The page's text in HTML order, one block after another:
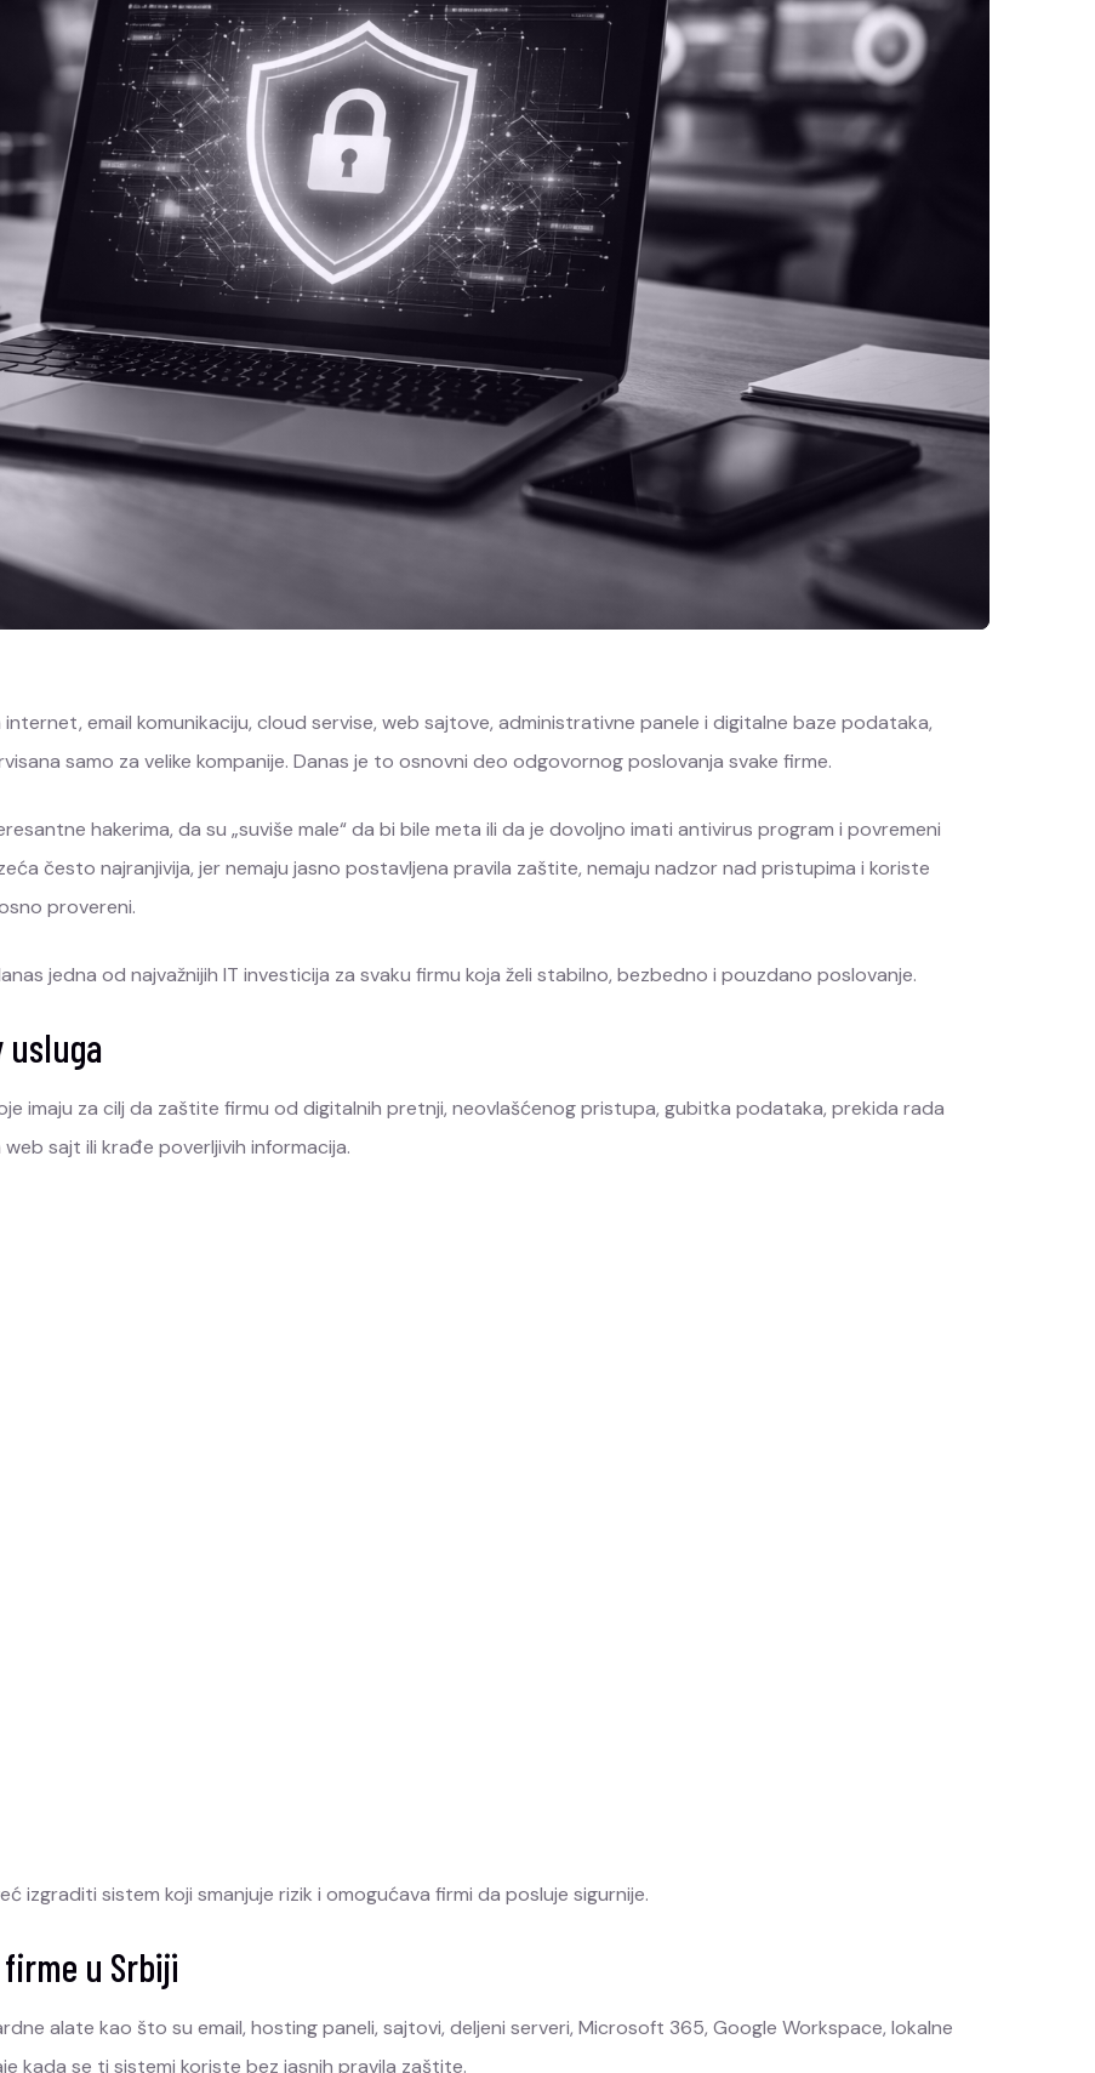
email komunikaciju, cloud servise, web sajtove, administrativne panele i digitalne baze podataka,
samo za velike kompanije. Danas je to osnovni deo odgovornog poslovanja svake firme.
hakerima, da su „suviše male“ da bi bile meta ili da je dovoljno imati antivirus program i povremeni
često najranjivija, jer nemaju jasno postavljena pravila zaštite, nemaju nadzor nad pristupima i koriste
provereni.
jedna od najvažnijih IT investicija za svaku firmu koja želi stabilno, bezbedno i pouzdano poslovanje.
usluga
imaju za cilj da zaštite firmu od digitalnih pretnji, neovlašćenog pristupa, gubitka podataka, prekida rada
sajt ili krađe poverljivih informacija.
izgraditi sistem koji smanjuje rizik i omogućava firmi da posluje sigurnije.
u Srbiji
alate kao što su email, hosting paneli, sajtovi, deljeni serveri, Microsoft 365, Google Workspace, lokalne
kada se ti sistemi koriste bez jasnih pravila zaštite.